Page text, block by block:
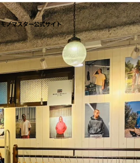
モノマスター公式サイト